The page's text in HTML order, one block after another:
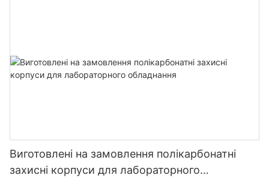
Виготовлені на замовлення полікарбонатні
захисні корпуси для лабораторного